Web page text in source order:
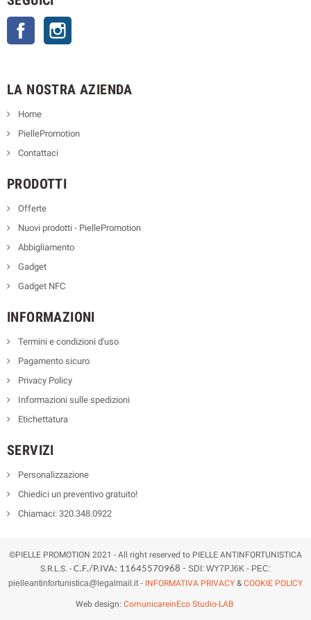
Facebook
LA NOSTRA AZIENDA
Home
PiellePromotion
Contattaci
PRODOTTI
Offerte
Nuovi prodotti - PiellePromotion
Abbigliamento
Gadget
Gadget NFC
INFORMAZIONI
Termini e condizioni d'uso
Pagamento sicuro
Privacy Policy
Informazioni sulle spedizioni
Etichettatura
SERVIZI
Personalizzazione
Chiedici un preventivo gratuito!
Chiamaci: 320.348.0922
©PIELLE PROMOTION 2021 - All right reserved to PIELLE ANTINFORTUNISTICA
S.R.L.S. - C.F./P.IVA: 11645570968 - SDI: WY7PJ6K - PEC:
pielleantinfortunistica@legalmail.it- INFORMATIVA PRIVACY & COOKIE POLICY
Web design: ComunicareinEco Studio-LAB